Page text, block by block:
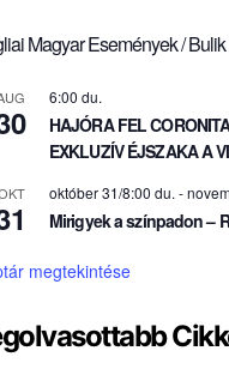
Magyar Események / Bulik
6:00 du.
HAJÓRA FEL
EXKLUZÍV ÉJSZAKA A
október 31/8:00 du. -
Mirigyek a színpadon –
megtekintése